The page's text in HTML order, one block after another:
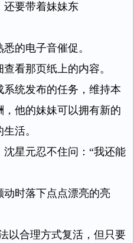
还要带着妹妹东
的电子音催促。
看那页纸上的内容。
统发布的任务，维持本
他的妹妹可以拥有新的
活。
星元忍不住问：“我还能
时落下点点漂亮的亮
以合理方式复活，但只要